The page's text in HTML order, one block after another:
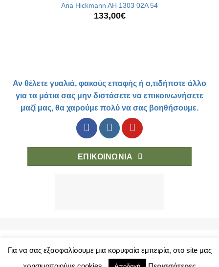
Ana Hickmann AH 1303 02A 54
133,00€
Αν θέλετε γυαλιά, φακούς επαφής ή ο,τιδήποτε άλλο
για τα μάτια σας μην διστάσετε να επικοινωνήσετε
μαζί μας, θα χαρούμε πολύ να σας βοηθήσουμε.
ΕΠΙΚΟΙΝΩΝΙΑ
ΚΑΤΑΣΤΗΜΑ
ΟΡΟΙ ΧΡΗΣΗΣ
ΠΡΟΣΩΠΙΚΑ ΔΕΔΟΜΕΝΑ
Για να σας εξασφαλίσουμε μια κορυφαία εμπειρία, στο site μας